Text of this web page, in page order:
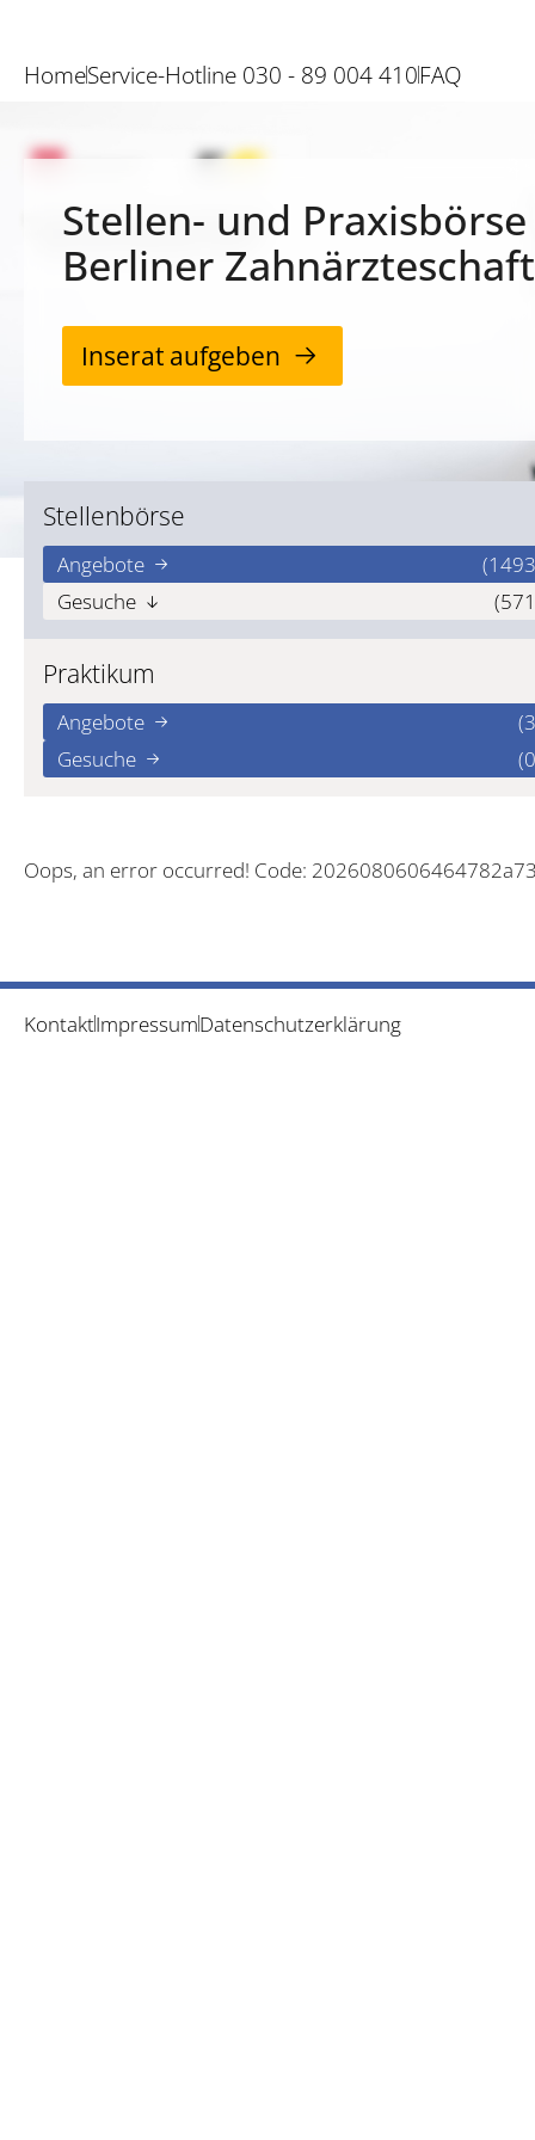
HomeService-Hotline 030 - 89 004 410FAQ
Stellen- und
Berliner Zahnärzteschaft
Inserat aufgeben
Stellenbörse
Angebote
Gesuche
Praktikum
Angebote
Gesuche
Oops, an error occurred! Code:
KontaktImpressumDatenschutzerklärung